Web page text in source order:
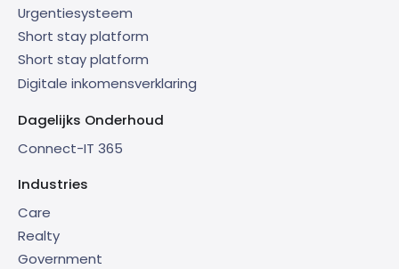
Urgentiesysteem
Short stay platform
Short stay platform
Digitale inkomensverklaring
Dagelijks Onderhoud
Connect-IT 365
Industries
Care
Realty
Government